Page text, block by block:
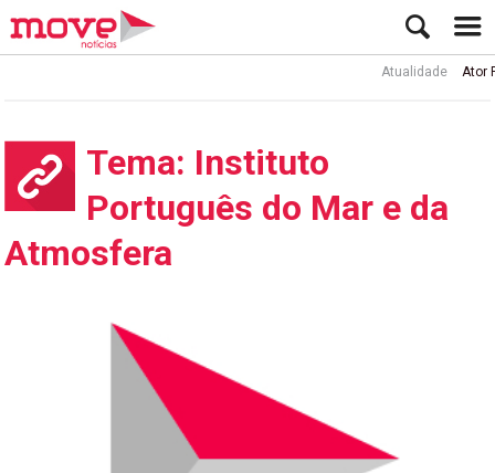
Atualidade Ator Rui de
Tema: Instituto
Português do Mar e da
Atmosfera